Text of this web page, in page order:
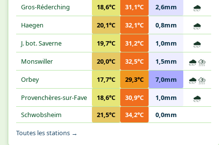
Gros-Réderching 18,6°C 31,1°C 2,6mm 🌧️
Haegen 20,1°C 32,1°C 0,8mm 🌧️
J. bot. Saverne 19,7°C 31,2°C 1,0mm 🌧️
Monswiller 20,0°C 32,5°C 1,5mm 🌧️ ⛈️
Orbey 17,7°C 29,3°C 7,0mm 🌧️ ⛈️
Provenchères-sur-Fave 18,6°C 30,9°C 1,0mm 🌧️
Schwobsheim 21,5°C 34,2°C 0,0mm
Toutes les stations →